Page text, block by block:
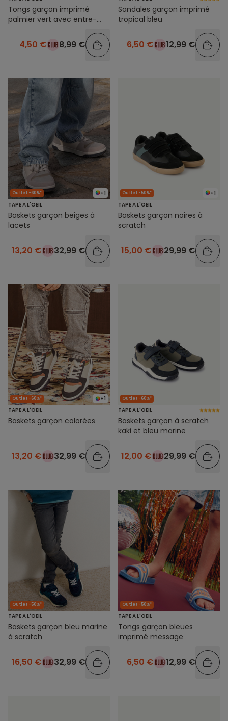
Tongs garçon imprimé
palmier vert avec entre-
4,50 € 8,99 €
Sandales garçon imprimé
tropical bleu
6,50 € 12,99 €
+1
Outlet -60%*
TAPE A L'OEIL
Baskets garçon beiges à
lacets
13,20 € 32,99 €
+1
Outlet -50%*
TAPE A L'OEIL
Baskets garçon noires à
scratch
15,00 € 29,99 €
+1
Outlet -60%*
TAPE A L'OEIL
Baskets garçon colorées
13,20 € 32,99 €
Outlet -60%*
TAPE A L'OEIL
Baskets garçon à scratch
kaki et bleu marine
12,00 € 29,99 €
Outlet -50%*
TAPE A L'OEIL
Baskets garçon bleu marine
à scratch
16,50 € 32,99 €
Outlet -50%*
TAPE A L'OEIL
Tongs garçon bleues
imprimé message
6,50 € 12,99 €